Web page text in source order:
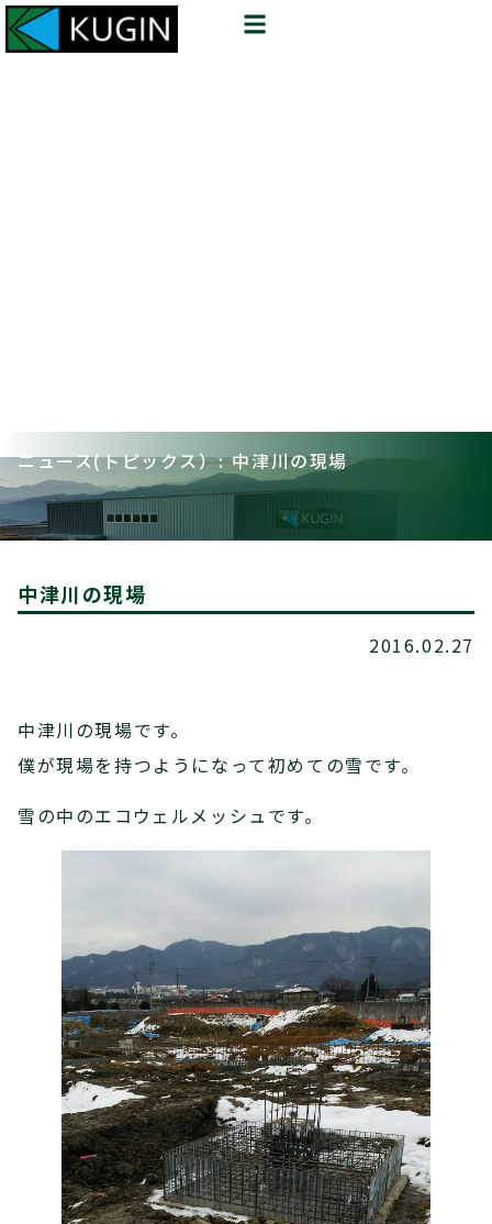
ニュース(トピックス）: 中津川の現場
中津川の現場
2016.02.27
中津川の現場です。
僕が現場を持つようになって初めての雪です。
雪の中のエコウェルメッシュです。